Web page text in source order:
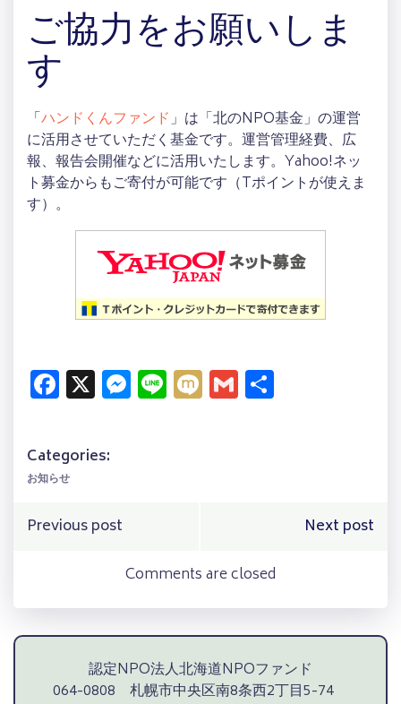
ご協力をお願いしま
す
「ハンドくんファンド」は「北のNPO基金」の運営
に活用させていただく基金です。運営管理経費、広
報、報告会開催などに活用いたします。Yahoo!ネッ
ト募金からもご寄付が可能です（Tポイントが使えま
す）。
Facebook
X Messenger
LineMixiGmail
Categories:
お知らせ
Post
navigation
Previous post
navigation
Next post
Comments are closed
認定NPO法人北海道NPOファンド
064-0808 札幌市中央区南8条西2丁目5-74